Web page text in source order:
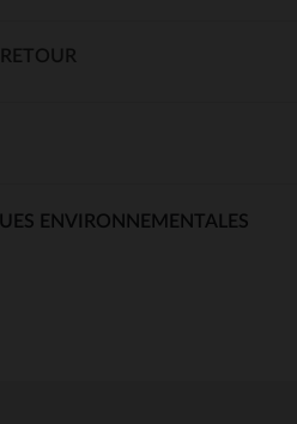
ENVIRONNEMENTALES